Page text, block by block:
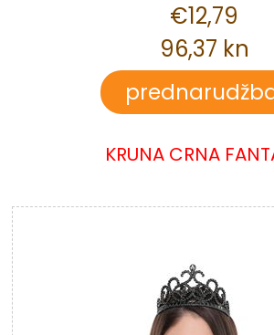
€12,79
96,37 kn
KRUNA CRNA